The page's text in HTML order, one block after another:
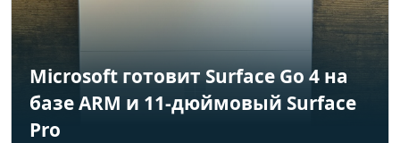
Microsoft готовит Surface Go 4 на
базе ARM и 11-дюймовый Surface
Pro